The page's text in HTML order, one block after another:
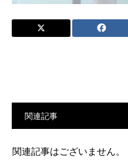
関連記事
関連記事はございません。